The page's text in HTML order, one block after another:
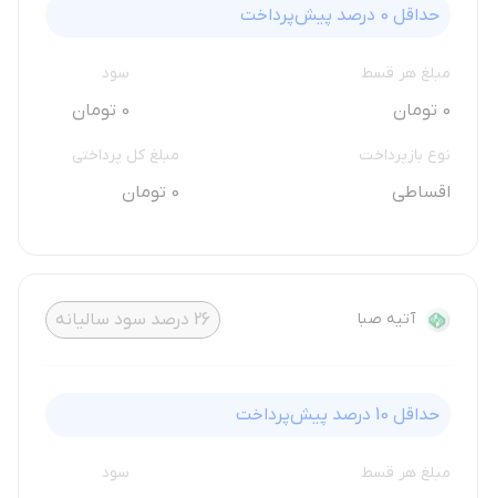
حداقل 0 درصد پیش‌پرداخت
مبلغ هر قسط
0 تومان
سود
0 تومان
نوع بازپرداخت
اقساطی
مبلغ کل پرداختی
0 تومان
آتیه صبا 26 درصد سود سالیانه
حداقل 10 درصد پیش‌پرداخت
مبلغ هر قسط سود